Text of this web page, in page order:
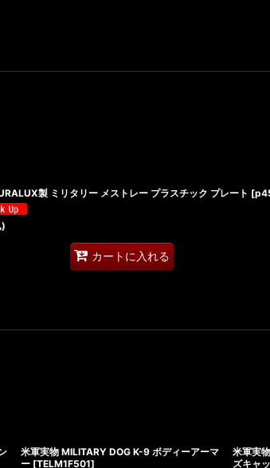
製 ミリタリー メストレー プラスチック プレート [
カートに入れる
米軍実物 MILITARY DOG K-9 ボディーアーマ
ー [TELM1F501]
米軍実
ズキャ